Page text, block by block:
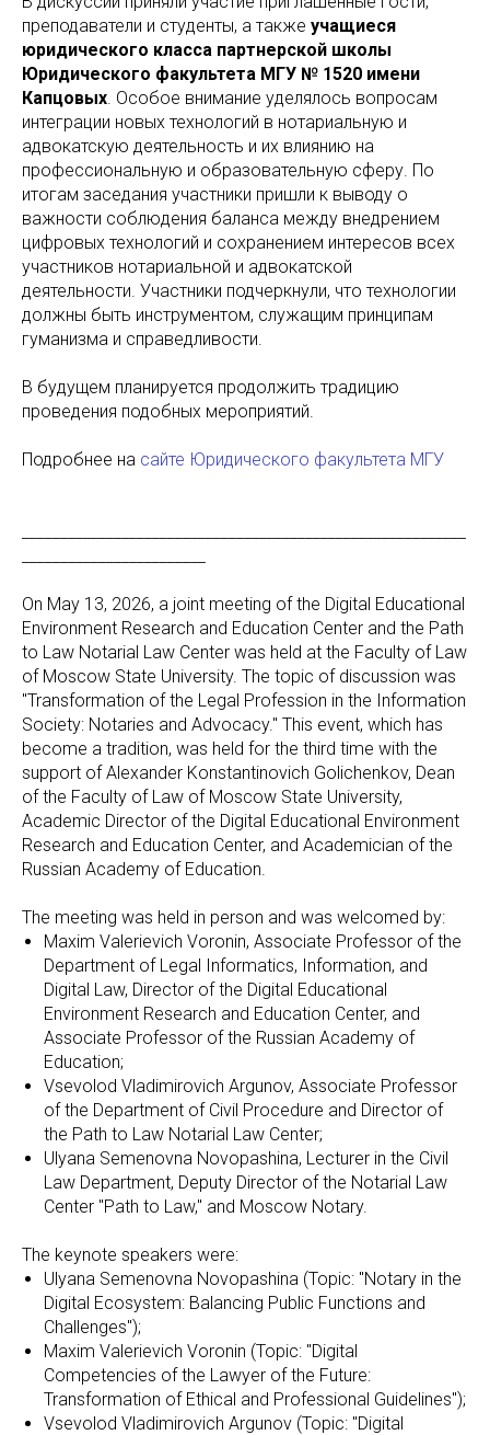
преподаватели и студенты, а также учащиеся
юридического класса партнерской школы
Юридического факультета МГУ № 1520 имени
Капцовых. Особое внимание уделялось вопросам
интеграции новых технологий в нотариальную и
адвокатскую деятельность и их влиянию на
профессиональную и образовательную сферу. По
итогам заседания участники пришли к выводу о
важности соблюдения баланса между внедрением
цифровых технологий и сохранением интересов всех
участников нотариальной и адвокатской
деятельности. Участники подчеркнули, что технологии
должны быть инструментом, служащим принципам
гуманизма и справедливости.
В будущем планируется продолжить традицию
проведения подобных мероприятий.
Подробнее на сайте Юридического факультета МГУ
On May 13, 2026, a joint meeting of the Digital Educational
Environment Research and Education Center and the Path
to Law Notarial Law Center was held at the Faculty of Law
of Moscow State University. The topic of discussion was
"Transformation of the Legal Profession in the Information
Society: Notaries and Advocacy." This event, which has
become a tradition, was held for the third time with the
support of Alexander Konstantinovich Golichenkov, Dean
of the Faculty of Law of Moscow State University,
Academic Director of the Digital Educational Environment
Research and Education Center, and Academician of the
Russian Academy of Education.
The meeting was held in person and was welcomed by:
Maxim Valerievich Voronin, Associate Professor of the
Department of Legal Informatics, Information, and
Digital Law, Director of the Digital Educational
Environment Research and Education Center, and
Associate Professor of the Russian Academy of
Education;
Vsevolod Vladimirovich Argunov, Associate Professor
of the Department of Civil Procedure and Director of
the Path to Law Notarial Law Center;
Ulyana Semenovna Novopashina, Lecturer in the Civil
Law Department, Deputy Director of the Notarial Law
Center "Path to Law," and Moscow Notary.
The keynote speakers were:
Ulyana Semenovna Novopashina (Topic: "Notary in the
Digital Ecosystem: Balancing Public Functions and
Challenges");
Maxim Valerievich Voronin (Topic: "Digital
Competencies of the Lawyer of the Future:
Transformation of Ethical and Professional Guidelines");
Vsevolod Vladimirovich Argunov (Topic: "Digital